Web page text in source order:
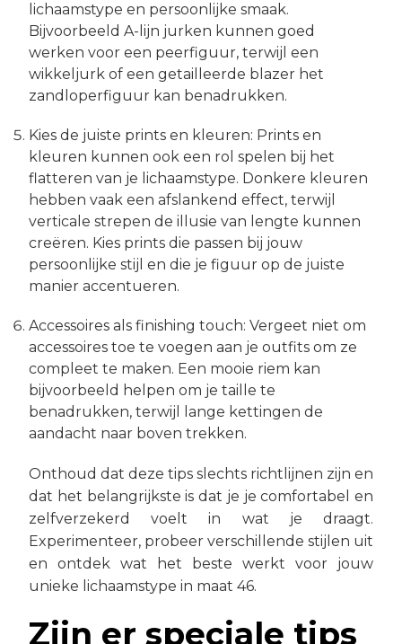
lichaamstype en persoonlijke smaak.
Bijvoorbeeld A-lijn jurken kunnen goed
werken voor een peerfiguur, terwijl een
wikkeljurk of een getailleerde blazer het
zandloperfiguur kan benadrukken.
Kies de juiste prints en kleuren: Prints en
kleuren kunnen ook een rol spelen bij het
flatteren van je lichaamstype. Donkere kleuren
hebben vaak een afslankend effect, terwijl
verticale strepen de illusie van lengte kunnen
creëren. Kies prints die passen bij jouw
persoonlijke stijl en die je figuur op de juiste
manier accentueren.
Accessoires als finishing touch: Vergeet niet om
accessoires toe te voegen aan je outfits om ze
compleet te maken. Een mooie riem kan
bijvoorbeeld helpen om je taille te
benadrukken, terwijl lange kettingen de
aandacht naar boven trekken.
Onthoud dat deze tips slechts richtlijnen zijn en
dat het belangrijkste is dat je je comfortabel en
zelfverzekerd voelt in wat je draagt.
Experimenteer, probeer verschillende stijlen uit
en ontdek wat het beste werkt voor jouw
unieke lichaamstype in maat 46.
Zijn er speciale tips